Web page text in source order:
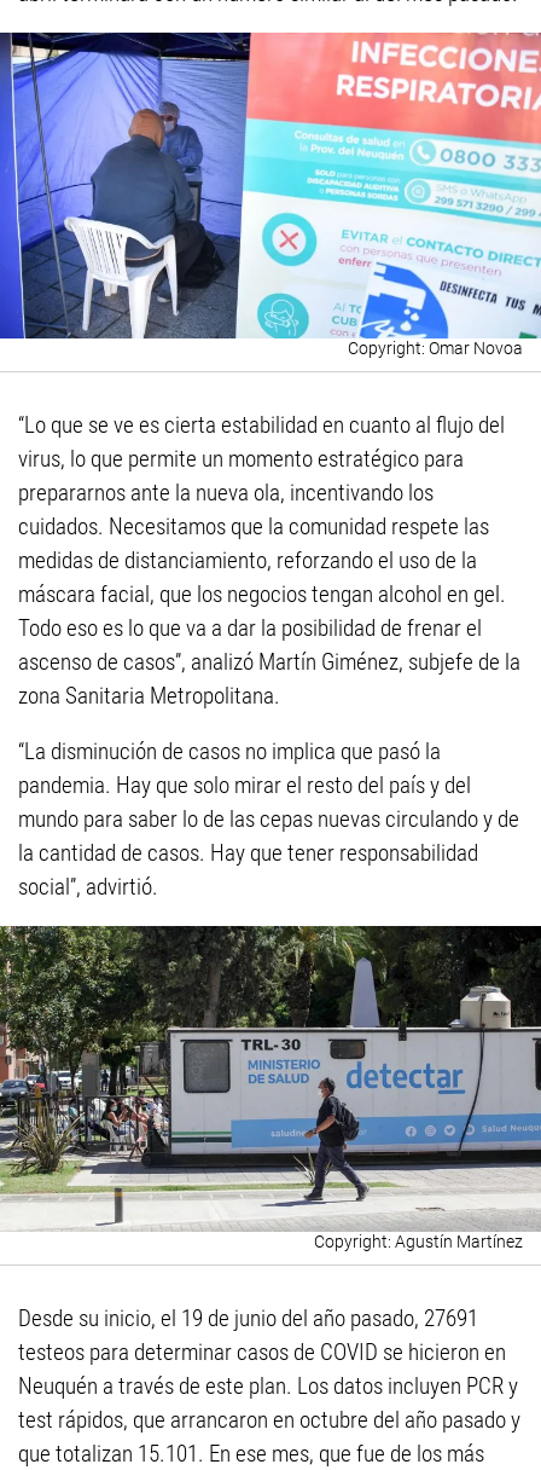
Omar Novoa
“Lo que se ve es cierta estabilidad en cuanto al flujo del
virus, lo que permite un momento estratégico para
prepararnos ante la nueva ola, incentivando los
cuidados. Necesitamos que la comunidad respete las
medidas de distanciamiento, reforzando el uso de la
máscara facial, que los negocios tengan alcohol en gel.
Todo eso es lo que va a dar la posibilidad de frenar el
ascenso de casos”, analizó Martín Giménez, subjefe de la
zona Sanitaria Metropolitana.
“La disminución de casos no implica que pasó la
pandemia. Hay que solo mirar el resto del país y del
mundo para saber lo de las cepas nuevas circulando y de
la cantidad de casos. Hay que tener responsabilidad
social”, advirtió.
Agustín Martínez
Desde su inicio, el 19 de junio del año pasado, 27691
testeos para determinar casos de COVID se hicieron en
Neuquén a través de este plan. Los datos incluyen PCR y
test rápidos, que arrancaron en octubre del año pasado y
que totalizan 15.101. En ese mes, que fue de los más